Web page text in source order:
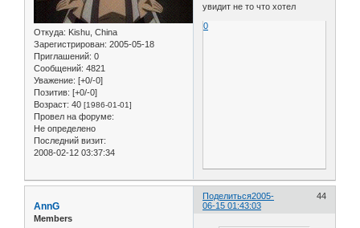
Откуда: Kishu, China
Зарегистрирован: 2005-05-18
Приглашений: 0
Сообщений: 4821
Уважение: [+0/-0]
Позитив: [+0/-0]
Возраст: 40 [1986-01-01]
Провел на форуме:
Не определено
Последний визит:
2008-02-12 03:37:34
увидит не то что хотел
0
Поделиться 44
2005-
06-15 01:43:03
AnnG
Members